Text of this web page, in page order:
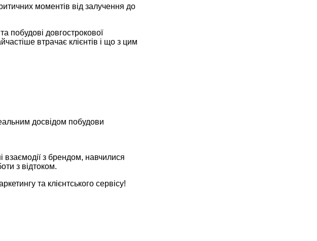
моментів від залучення до
побудові довгострокової
втрачає клієнтів і що з цим
досвідом побудови
взаємодії з брендом, навчилися
з відтоком.
та клієнтського сервісу!